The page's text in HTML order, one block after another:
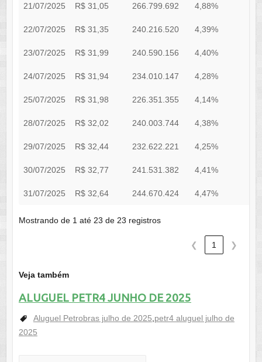
21/07/2025 R$ 31,05 266.799.692 4,88%
22/07/2025 R$ 31,35 240.216.520 4,39%
23/07/2025 R$ 31,99 240.590.156 4,40%
24/07/2025 R$ 31,94 234.010.147 4,28%
25/07/2025 R$ 31,98 226.351.355 4,14%
28/07/2025 R$ 32,02 240.003.744 4,38%
29/07/2025 R$ 32,44 232.622.221 4,25%
30/07/2025 R$ 32,77 241.531.382 4,41%
31/07/2025 R$ 32,64 244.670.424 4,47%
Mostrando de 1 até 23 de 23 registros
❮ 1 ❯
Veja também
ALUGUEL PETR4 JUNHO DE 2025
Aluguel Petrobras julho de 2025 petr4 aluguel julho de
2025